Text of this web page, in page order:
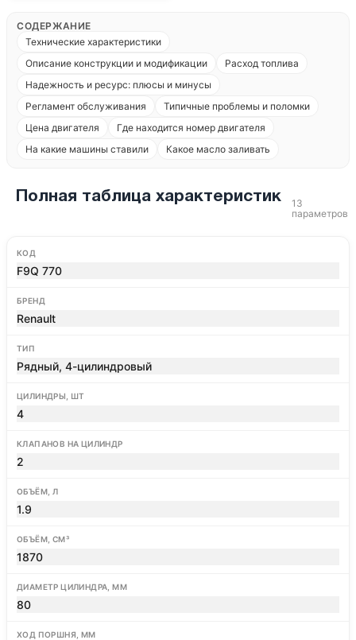
СОДЕРЖАНИЕ
Технические характеристики
Описание конструкции и модификации
Расход топлива
Надежность и ресурс: плюсы и минусы
Регламент обслуживания
Типичные проблемы и поломки
Цена двигателя
Где находится номер двигателя
На какие машины ставили
Какое масло заливать
Полная таблица характеристик
13
параметров
КОД
F9Q 770
БРЕНД
Renault
ТИП
Рядный, 4-цилиндровый
ЦИЛИНДРЫ, ШТ
4
КЛАПАНОВ НА ЦИЛИНДР
2
ОБЪЁМ, Л
1.9
ОБЪЁМ, СМ³
1870
ДИАМЕТР ЦИЛИНДРА, ММ
80
ХОД ПОРШНЯ, ММ